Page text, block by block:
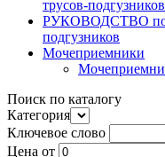
трусов-подгузников
РУКОВОДСТВО по
подгузников
Мочеприемники
Поиск по каталогу
Категория
Ключевое слово
Цена от